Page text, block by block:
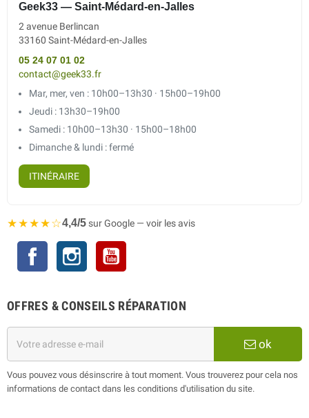
Geek33 — Saint-Médard-en-Jalles
2 avenue Berlincan
33160 Saint-Médard-en-Jalles
05 24 07 01 02
contact@geek33.fr
Mar, mer, ven : 10h00–13h30 · 15h00–19h00
Jeudi : 13h30–19h00
Samedi : 10h00–13h30 · 15h00–18h00
Dimanche & lundi : fermé
ITINÉRAIRE
★★★★☆4,4/5sur Google — voir les avis
Facebook Instagram
OFFRES & CONSEILS RÉPARATION
ok
Vous pouvez vous désinscrire à tout moment. Vous trouverez pour cela nos
informations de contact dans les conditions d'utilisation du site.